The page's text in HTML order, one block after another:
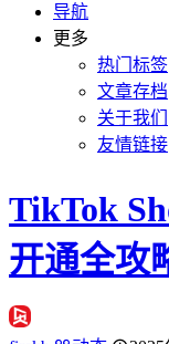
导航
更多
热门标签
文章存档
关于我们
友情链接
TikTok
开通全攻